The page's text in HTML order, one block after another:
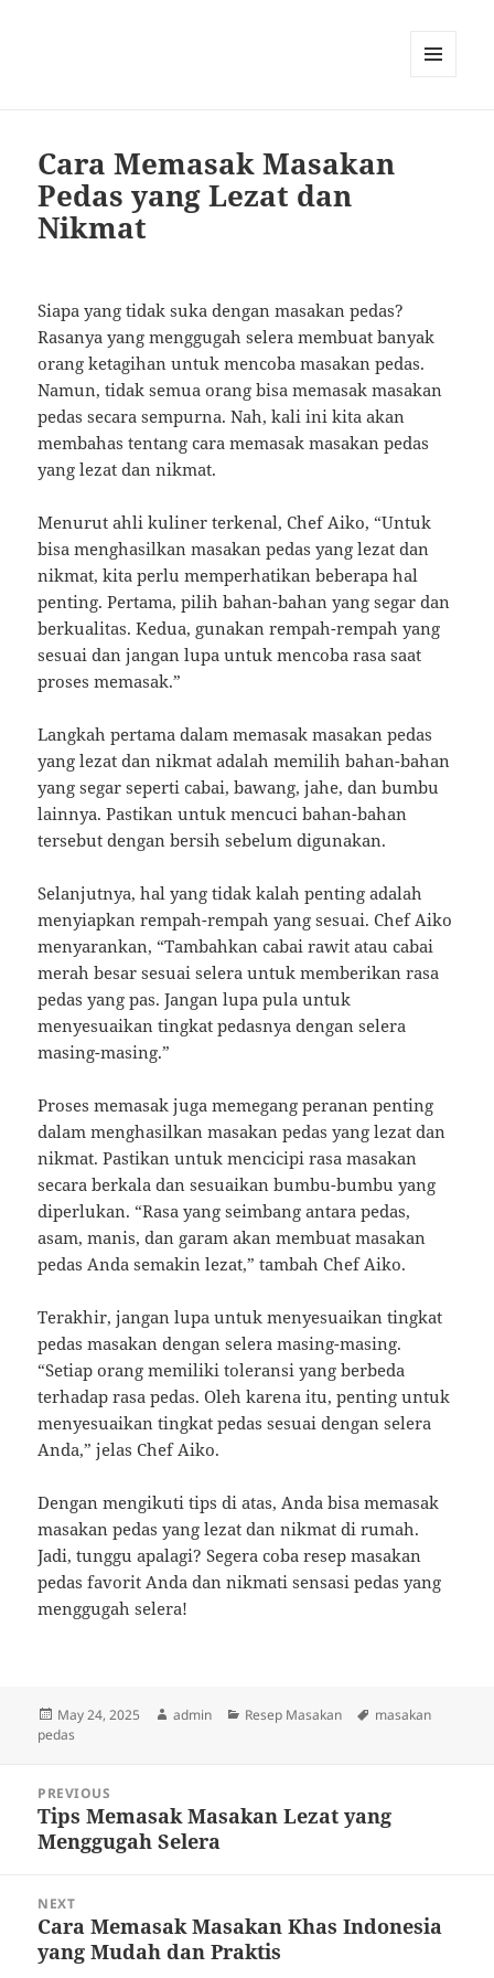
Cara Memasak Masakan
Pedas yang Lezat dan
Nikmat
Siapa yang tidak suka dengan masakan pedas?
Rasanya yang menggugah selera membuat banyak
orang ketagihan untuk mencoba masakan pedas.
Namun, tidak semua orang bisa memasak masakan
pedas secara sempurna. Nah, kali ini kita akan
membahas tentang cara memasak masakan pedas
yang lezat dan nikmat.
Menurut ahli kuliner terkenal, Chef Aiko, “Untuk
bisa menghasilkan masakan pedas yang lezat dan
nikmat, kita perlu memperhatikan beberapa hal
penting. Pertama, pilih bahan-bahan yang segar dan
berkualitas. Kedua, gunakan rempah-rempah yang
sesuai dan jangan lupa untuk mencoba rasa saat
proses memasak.”
Langkah pertama dalam memasak masakan pedas
yang lezat dan nikmat adalah memilih bahan-bahan
yang segar seperti cabai, bawang, jahe, dan bumbu
lainnya. Pastikan untuk mencuci bahan-bahan
tersebut dengan bersih sebelum digunakan.
Selanjutnya, hal yang tidak kalah penting adalah
menyiapkan rempah-rempah yang sesuai. Chef Aiko
menyarankan, “Tambahkan cabai rawit atau cabai
merah besar sesuai selera untuk memberikan rasa
pedas yang pas. Jangan lupa pula untuk
menyesuaikan tingkat pedasnya dengan selera
masing-masing.”
Proses memasak juga memegang peranan penting
dalam menghasilkan masakan pedas yang lezat dan
nikmat. Pastikan untuk mencicipi rasa masakan
secara berkala dan sesuaikan bumbu-bumbu yang
diperlukan. “Rasa yang seimbang antara pedas,
asam, manis, dan garam akan membuat masakan
pedas Anda semakin lezat,” tambah Chef Aiko.
Terakhir, jangan lupa untuk menyesuaikan tingkat
pedas masakan dengan selera masing-masing.
“Setiap orang memiliki toleransi yang berbeda
terhadap rasa pedas. Oleh karena itu, penting untuk
menyesuaikan tingkat pedas sesuai dengan selera
Anda,” jelas Chef Aiko.
Dengan mengikuti tips di atas, Anda bisa memasak
masakan pedas yang lezat dan nikmat di rumah.
Jadi, tunggu apalagi? Segera coba resep masakan
pedas favorit Anda dan nikmati sensasi pedas yang
menggugah selera!
Posted
on
May 24, 2025 Author
admin Categories
Resep Masakan Tags
masakan
pedas
navigation
PREVIOUS
Previous
post:
Tips Memasak Masakan Lezat yang
Menggugah Selera
NEXT
Next
post:
Cara Memasak Masakan Khas Indonesia
yang Mudah dan Praktis